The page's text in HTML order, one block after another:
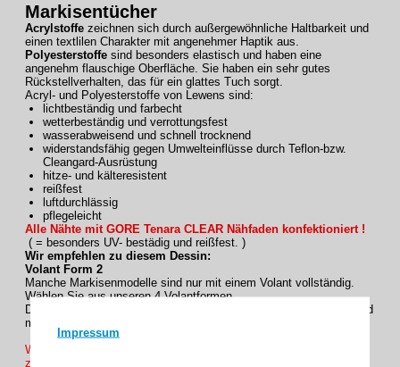
Impressum
Markisentücher
Acrylstoffe zeichnen sich durch außergewöhnliche Haltbarkeit und
einen textlilen Charakter mit angenehmer Haptik aus.
Polyesterstoffe sind besonders elastisch und haben eine
angenehm flauschige Oberfläche. Sie haben ein sehr gutes
Rückstellverhalten, das für ein glattes Tuch sorgt.
Acryl- und Polyesterstoffe von Lewens sind:
lichtbeständig und farbecht
wetterbeständig und verrottungsfest
wasserabweisend und schnell trocknend
widerstandsfähig gegen Umwelteinflüsse durch Teflon-bzw.
Cleangard-Ausrüstung
hitze- und kälteresistent
reißfest
luftdurchlässig
pflegeleicht
Alle Nähte mit GORE Tenara CLEAR Nähfaden konfektioniert !
( = besonders UV- bestädig und reißfest. )
Wir empfehlen zu diesem Dessin:
Volant Form 2
Manche Markisenmodelle sind nur mit einem Volant vollständig.
Wählen Sie aus unseren 4 Volantformen.
Der Volant wird passend zum Rapport des Dessins geschnitten und
mit dem farblich abgestimmten Einfassband abgeschlossen.
Wünschen Sie ihre Markisentuch mit einen Volant ? , Wir haben
zur Auswahl mit ein höhe von 20 oder 30 cm